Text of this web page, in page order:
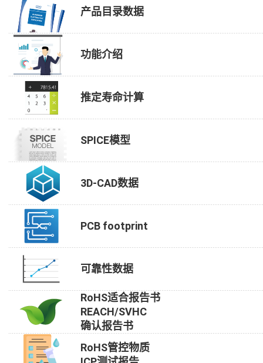
产品目录数据
功能介绍
推定寿命计算
SPICE模型
3D-CAD数据
PCB footprint
可靠性数据
RoHS适合报告书
REACH/SVHC
确认报告书
RoHS管控物质